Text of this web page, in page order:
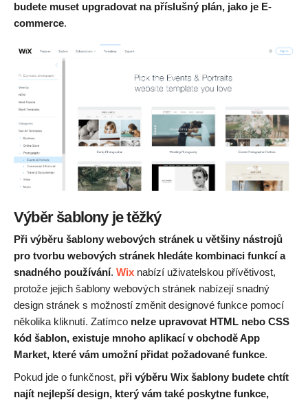
budete muset upgradovat na příslušný plán, jako je E-
commerce.
Výběr šablony je těžký
Při výběru šablony webových stránek u většiny nástrojů
pro tvorbu webových stránek hledáte kombinaci funkcí a
snadného používání. Wix nabízí uživatelskou přívětivost,
protože jejich šablony webových stránek nabízejí snadný
design stránek s možností změnit designové funkce pomocí
několika kliknutí. Zatímco nelze upravovat HTML nebo CSS
kód šablon, existuje mnoho aplikací v obchodě App
Market, které vám umožní přidat požadované funkce.
Pokud jde o funkčnost, při výběru Wix šablony budete chtít
najít nejlepší design, který vám také poskytne funkce,